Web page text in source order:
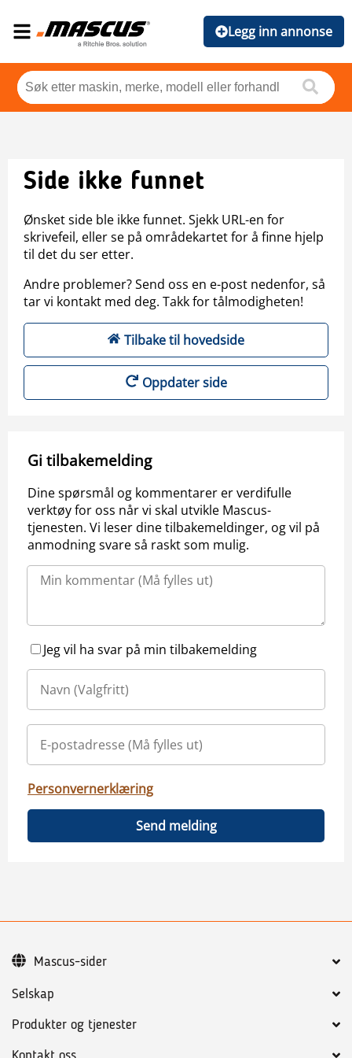
Legg inn annonse
Side ikke funnet
Ønsket side ble ikke funnet. Sjekk URL-en for
skrivefeil, eller se på områdekartet for å finne hjelp
til det du ser etter.
Andre problemer? Send oss en e-post nedenfor, så
tar vi kontakt med deg. Takk for tålmodigheten!
Tilbake til hovedside
Oppdater side
Gi tilbakemelding
Dine spørsmål og kommentarer er verdifulle
verktøy for oss når vi skal utvikle Mascus-
tjenesten. Vi leser dine tilbakemeldinger, og vil på
anmodning svare så raskt som mulig.
Jeg vil ha svar på min tilbakemelding
Personvernerklæring
Send melding
Selskap
Produkter og tjenester
Mascus-sider